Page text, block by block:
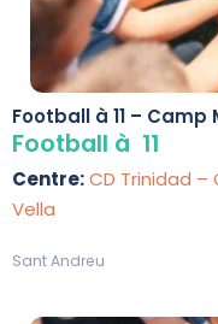
Football à 11 –
Football à 11
Centre:CD Trinidad
Vella
Sant Andreu